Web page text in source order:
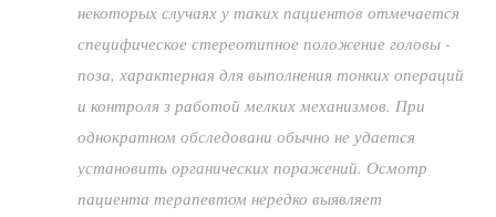
некоторых случаях у таких пациентов отмечается
специфическое стереотипное положение головы -
поза, характерная для выполнения тонких операций
и контроля з работой мелких механизмов. При
однократном обследовани обычно не удается
установить органических поражений. Осмотр
пациента терапевтом нередко выявляет